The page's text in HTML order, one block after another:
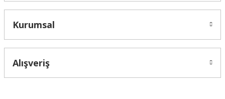
Kurumsal
Alışveriş